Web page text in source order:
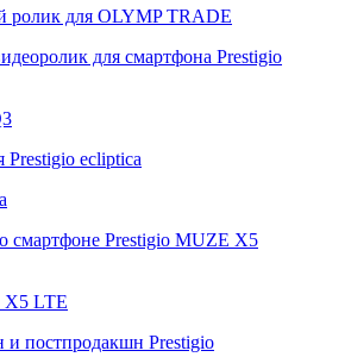
для OLYMP TRADE
X5 LTE